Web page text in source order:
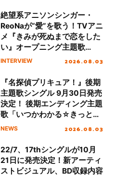
ート!!
絶望系アニソンシンガー・
ReoNaが“愛”を歌う！TVアニ
メ『きみが死ぬまで恋をした
い』オープニング主題歌
「Amore」インタビュー
INTERVIEW 2026.08.03
『名探偵プリキュア！』後期
主題歌シングル 9月30日発売
決定！ 後期エンディング主題
歌「いつかわかる☆きっとあ
える」TVサイズ先行配信開
NEWS 2026.08.03
22/7、17thシングルが10月
21日に発売決定！新アーティ
ストビジュアル、BD収録内容